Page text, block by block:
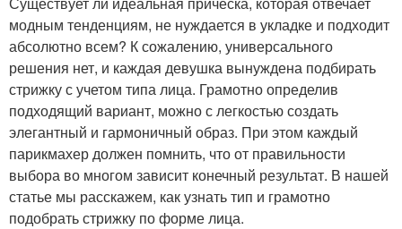
модным тенденциям, не нуждается в укладке и подходит
абсолютно всем? К сожалению, универсального
решения нет, и каждая девушка вынуждена подбирать
стрижку с учетом типа лица. Грамотно определив
подходящий вариант, можно с легкостью создать
элегантный и гармоничный образ. При этом каждый
парикмахер должен помнить, что от правильности
выбора во многом зависит конечный результат. В нашей
статье мы расскажем, как узнать тип и грамотно
подобрать стрижку по форме лица.